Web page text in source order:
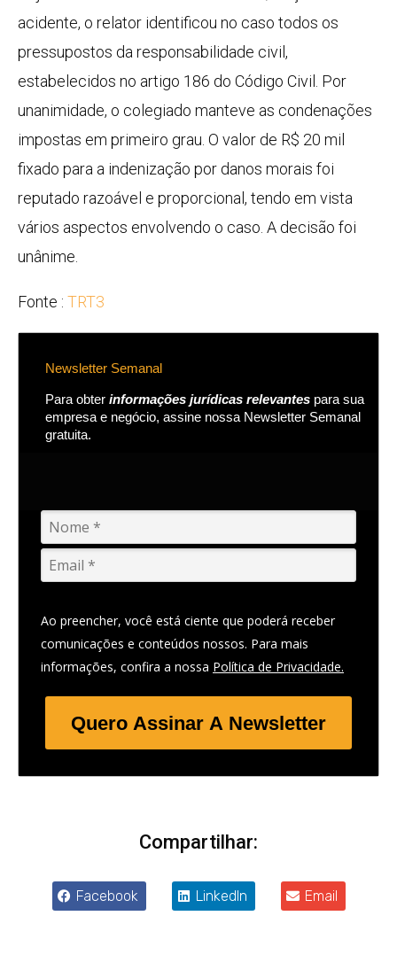
acidente, o relator identificou no caso todos os
pressupostos da responsabilidade civil,
estabelecidos no artigo 186 do Código Civil. Por
unanimidade, o colegiado manteve as condenações
impostas em primeiro grau. O valor de R$ 20 mil
fixado para a indenização por danos morais foi
reputado razoável e proporcional, tendo em vista
vários aspectos envolvendo o caso. A decisão foi
unânime.
Fonte : TRT3
Newsletter Semanal
Para obter informações jurídicas relevantes para sua
empresa e negócio, assine nossa Newsletter Semanal
gratuita.
Ao preencher, você está ciente que poderá receber
comunicações e conteúdos nossos. Para mais
informações, confira a nossa Política de Privacidade.
Quero Assinar A Newsletter
Compartilhar:
Facebook LinkedIn Email